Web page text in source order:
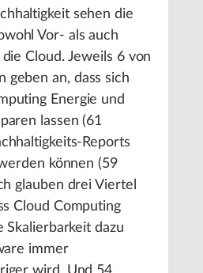
sehen die
Vor- als auch
Cloud. Jeweils 6 von
geben an, dass sich
Energie und
lassen (61
Reports
können (59
glauben drei Viertel
Cloud Computing
Skalierbarkeit dazu
immer